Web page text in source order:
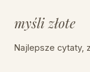
myśli złote
Najlepsze cytaty,